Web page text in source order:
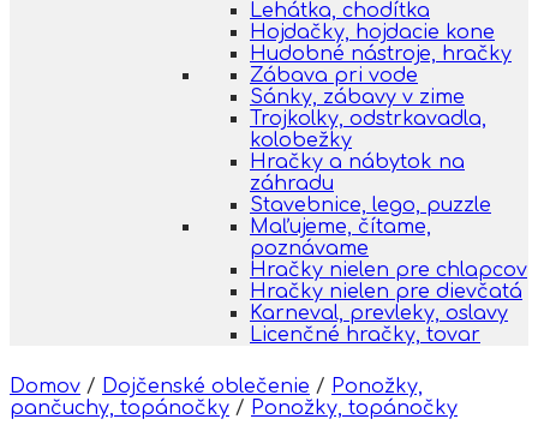
Lehátka, chodítka
Hojdačky, hojdacie kone
Hudobné nástroje, hračky
Zábava pri vode
Sánky, zábavy v zime
Trojkolky, odstrkavadla,
kolobežky
Hračky a nábytok na
záhradu
Stavebnice, lego, puzzle
Maľujeme, čítame,
poznávame
Hračky nielen pre chlapcov
Hračky nielen pre dievčatá
Karneval, prevleky, oslavy
Licenčné hračky, tovar
Domov / Dojčenské oblečenie / Ponožky,
pančuchy, topánočky / Ponožky, topánočky